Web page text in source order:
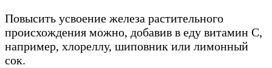
Повысить усвоение железа растительного
происхождения можно, добавив в еду витамин С,
например, хлореллу, шиповник или лимонный
сок.